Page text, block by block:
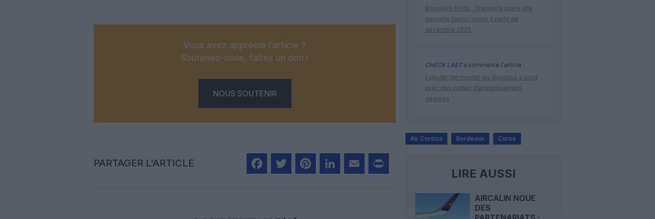
Vous avez apprécié l’article ?
Soutenez-nous, faites un don !
NOUS SOUTENIR
PARTAGER L'ARTICLE
Bruxelles–Porto : Transavia ouvre une
nouvelle liaison loisirs à partir de
décembre 2026
CHECK LASTa commenté l'article :
EasyJet fait monter les doudous à bord
avec des cartes d’embarquement
dédiées
Air Corsica Bordeaux Corse
LIRE AUSSI
AIRCALIN NOUE
DES